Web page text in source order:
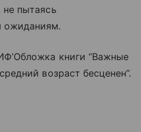
не пытаясь
ожиданиям.
книги “Важные
возраст бесценен”.